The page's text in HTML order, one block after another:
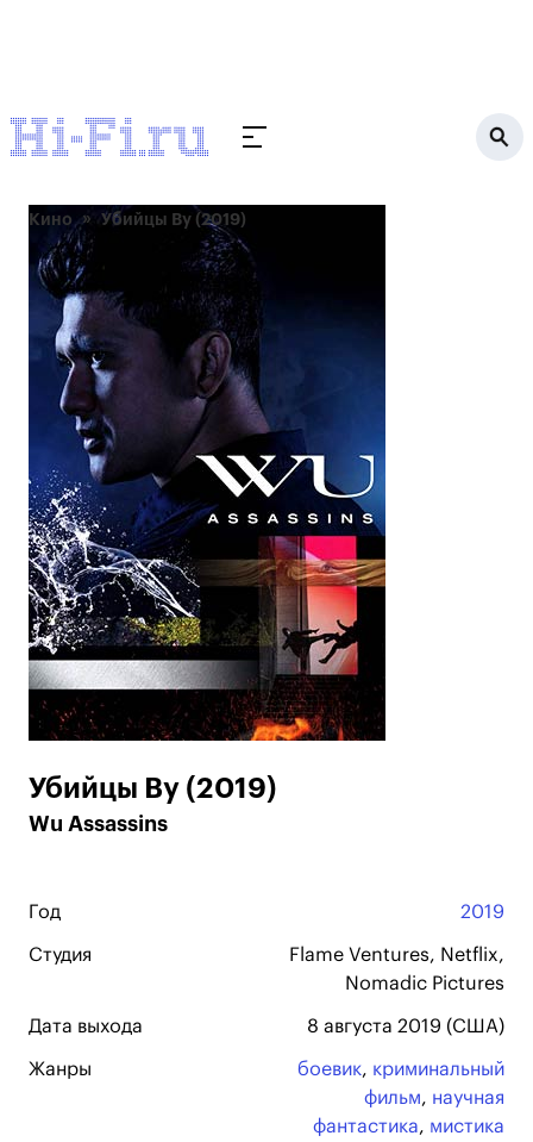
Кино Убийцы Ву (2019)
Убийцы Ву (2019)
Wu Assassins
Год 2019
Студия
Flame Ventures, Netflix,
Nomadic Pictures
Дата выхода 8 августа 2019 (США)
Жанры боевик, криминальный
фильм, научная
фантастика, мистика